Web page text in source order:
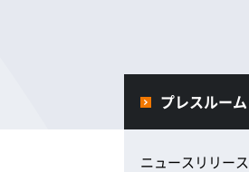
プレスルーム
ニュースリリース